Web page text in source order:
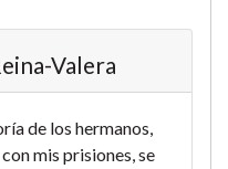
Valera
de los hermanos,
mis prisiones, se